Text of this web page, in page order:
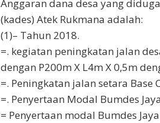
Anggaran dana desa yang
(kades) Atek Rukmana adalah:
(1)– Tahun 2018.
=. kegiatan peningkatan jalan
dengan P200m X L4m X 0,5m
=. Peningkatan jalan setara Base
=. Penyertaan Modal Bumdes
= Penyertaan modal Bumdes